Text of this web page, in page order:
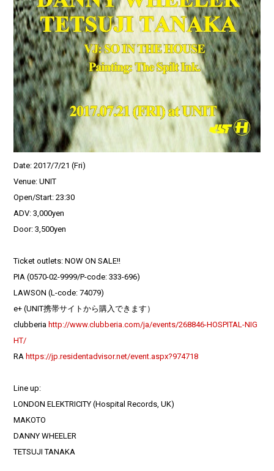
Date: 2017/7/21 (Fri)
Venue: UNIT
Open/Start: 23:30
ADV: 3,000yen
Door: 3,500yen
Ticket outlets: NOW ON SALE!!
PIA (0570-02-9999/P-code: 333-696)
LAWSON (L-code: 74079)
e+ (UNIT携帯サイトから購入できます）
clubberia http://www.clubberia.com/ja/events/268846-HOSPITAL-NIG
HT/
RA https://jp.residentadvisor.net/event.aspx?974718
Line up:
LONDON ELEKTRICITY (Hospital Records, UK)
MAKOTO
DANNY WHEELER
TETSUJI TANAKA